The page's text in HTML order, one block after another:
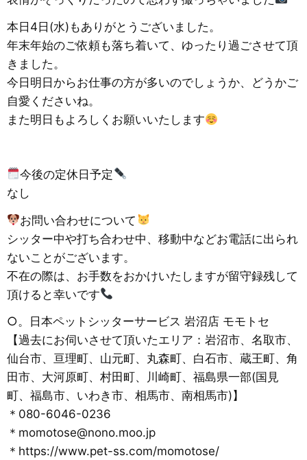
本日4日(水)もありがとうございました。
年末年始のご依頼も落ち着いて、ゆったり過ごさせて頂
きました。
今日明日からお仕事の方が多いのでしょうか、どうかご
自愛くださいね。
また明日もよろしくお願いいたします
今後の定休日予定
なし
お問い合わせについて
シッター中や打ち合わせ中、移動中などお電話に出られ
ないことがございます。
不在の際は、お手数をおかけいたしますが留守録残して
頂けると幸いです
○。日本ペットシッターサービス 岩沼店 モモトセ
【過去にお伺いさせて頂いたエリア：岩沼市、名取市、
仙台市、亘理町、山元町、丸森町、白石市、蔵王町、角
田市、大河原町、村田町、川崎町、福島県一部(国見
町、福島市、いわき市、相馬市、南相馬市)】
＊080-6046-0236
＊momotose@nono.moo.jp
＊https://www.pet-ss.com/momotose/